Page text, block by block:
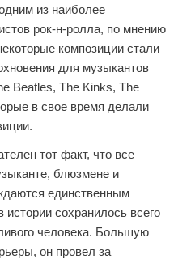
из наиболее
рок-н-ролла, по мнению
композиции стали
для музыкантов
Beatles, The Kinks, The
в свое время делали
тот факт, что все
блюзмене и
единственным
сохранилось всего
человека. Большую
он провел за